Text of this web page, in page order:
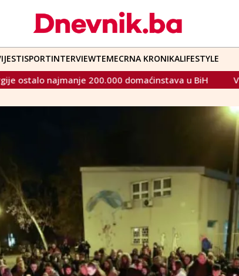
SPORTINTERVIEWTEMECRNA KRONIKALIFESTYLE
domaćinstava u BiH Vlada Posavske